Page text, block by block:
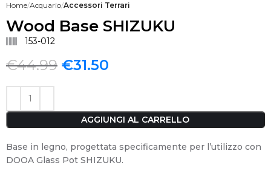
Home Acquario Accessori Terrari
Wood Base SHIZUKU
153-012
€44.99 €31.50
AGGIUNGI AL CARRELLO
Base in legno, progettata specificamente per l’utilizzo con
DOOA Glass Pot SHIZUKU.